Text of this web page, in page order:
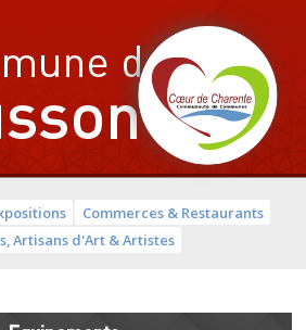
Commerces & Restaurants
Artisans d'Art & Artistes